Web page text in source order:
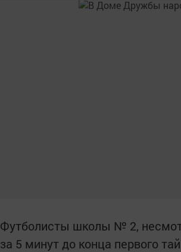
Футболисты школы № 2,
за 5 минут до конца первого